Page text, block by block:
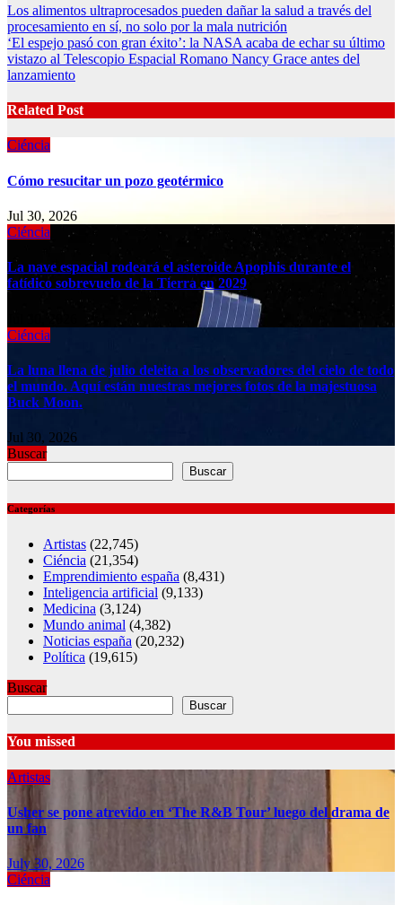
Post
navigation
Los alimentos ultraprocesados ​​pueden dañar la salud a través del
procesamiento en sí, no solo por la mala nutrición
‘El espejo pasó con gran éxito’: la NASA acaba de echar su último
vistazo al Telescopio Espacial Romano Nancy Grace antes del
lanzamiento
Related Post
Ciéncia
Cómo resucitar un pozo geotérmico
Jul 30, 2026
Ciéncia
La nave espacial rodeará el asteroide Apophis durante el
fatídico sobrevuelo de la Tierra en 2029
Ciéncia
La luna llena de julio deleita a los observadores del cielo de todo
el mundo. Aquí están nuestras mejores fotos de la majestuosa
Buck Moon.
Jul 30, 2026
Buscar
Buscar
Categorías
Artistas (22,745)
Ciéncia (21,354)
Emprendimiento españa (8,431)
Inteligencia artificial (9,133)
Medicina (3,124)
Mundo animal (4,382)
Noticias españa (20,232)
Política (19,615)
Buscar
Buscar
You missed
Artistas
Usher se pone atrevido en ‘The R&B Tour’ luego del drama de
un fan
July 30, 2026
Ciéncia